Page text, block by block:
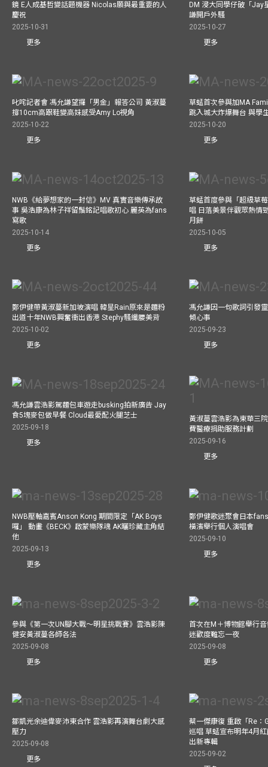
鏡 E人成基哲變話題機器 Nicolas願與最重要的人
慶祝
2025-10-31
更多
DM 浸大同學仔破「Jay
謙開戶外騷
2025-10-27
更多
叱咤記者會 馮允謙望攞「男金」報答公司 黃淑蔓
撐10cm高跟鞋變高妹感受Amy Lo視角
2025-10-22
更多
草蜢首次參與加MA
跳入城大炸爆舞台 與學
2025-10-20
更多
NWB《給夢想家的一封信》MV 真實音樂傳承故
事 吳浩康為林子祥留鬚銘記唱歌初心 麗英為fans
寫歌
2025-10-14
更多
草蜢首度參與「超級草
唱 日落美景伴觀眾熱情
月餅
2025-10-05
更多
鄭伊健帶黃淑蔓新加坡演唱 韓星Rain原來是麵粉
出道十年NWB興奮衝出香港 Stephy騷纖腰美背
2025-10-02
更多
馮允謙因一句歌詞引發
傾心事
2025-09-23
更多
馮允謙雲浩影駕麵包車遊走busking拍新廣告 Jay
食5塊麥包做早餐 Cloud最愛配火腿芝士
2025-09-18
更多
黃淑蔓雲浩影為東華三
費醫療捐助服務計劃
2025-09-16
更多
NWB壓軸嘉賓Anson Kong 期間限定「AK Boys
囉」 動畫《BECK》啟蒙樂隊魂 AK曬珍藏主角結
他
2025-09-13
更多
鄭伊健歌迷聚會日本
橫濱舉行個人演唱會
2025-09-10
更多
參與《第一次UN腳大戰～明星挑戰賽》雲浩影陳
健安黃淑蔓各師各法
2025-09-08
更多
首次在M＋博物館舉行
迷歡度難忘一夜
2025-09-08
更多
鄒凱光余迪偉麥沛東合作 雲浩影再演舞台劇大感
壓力
2025-09-08
更多
蔡一傑康復 重啟「Re：
巡唱 草蜢宣布明年4月
出新專輯
2025-09-02